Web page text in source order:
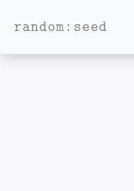
random:seed